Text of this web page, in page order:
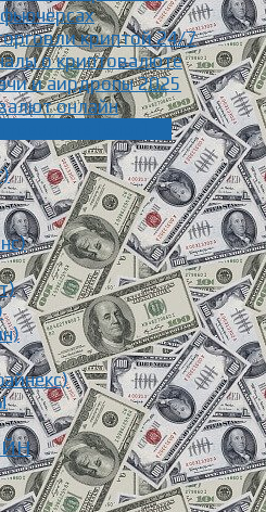
криптой 24/7
о криптовалюте
и аирдропы 2025
онлайн